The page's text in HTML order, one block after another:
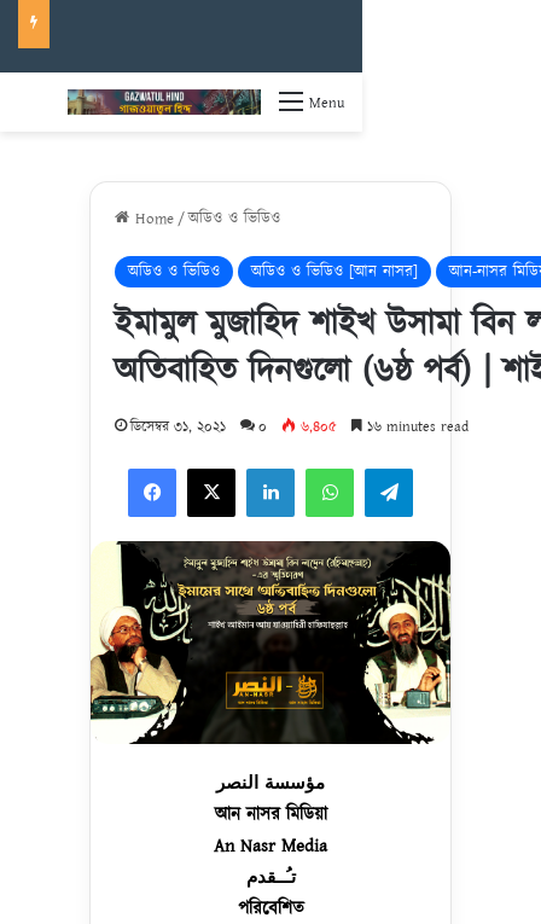
Menu
Home /অডিও ও ভিডিও
অডিও ও ভিডিও অডিও ও ভিডিও [আন নাসর] আন-নাসর
ইমামুল মুজাহিদ শাইখ উসামা বিন
অতিবাহিত দিনগুলো (৬ষ্ঠ পর্ব) |
ডিসেম্বর ৩১, ২০২১ ০ ৬,৪০৫ ১৬ minutes read
مؤسسة النصر
আন নাসর মিডিয়া
An Nasr Media
تـُــقدم
পরিবেশিত